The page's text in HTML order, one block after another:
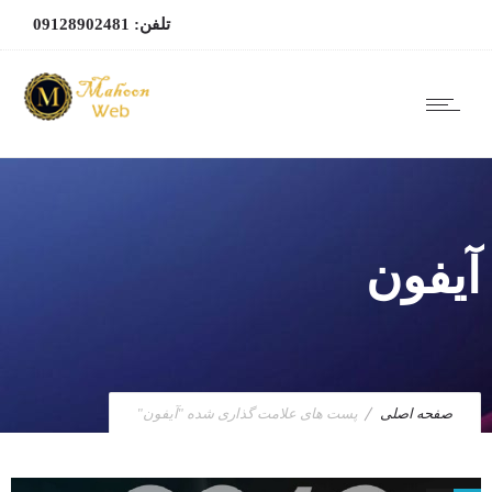
تلفن: 09128902481
آیفون
صفحه اصلی پست های علامت گذاری شده "آیفون"